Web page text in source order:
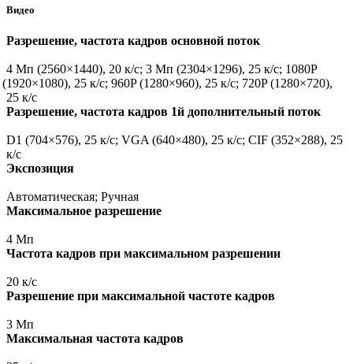
Видео
Разрешение, частота кадров основной поток
4 Мп (2560×1440), 20 к/с; 3 Мп (2304×1296), 25 к/с; 1080P
(1920×1080), 25 к/с; 960P (1280×960), 25 к/с; 720P (1280×720),
25 к/с
Разрешение, частота кадров 1й дополнительный поток
D1 (704×576), 25 к/с; VGA (640×480), 25 к/с; CIF (352×288), 25
к/с
Экспозиция
Автоматическая; Ручная
Максимальное разрешение
4 Мп
Частота кадров при максимальном разрешении
20 к/с
Разрешение при максимальной частоте кадров
3 Мп
Максимальная частота кадров